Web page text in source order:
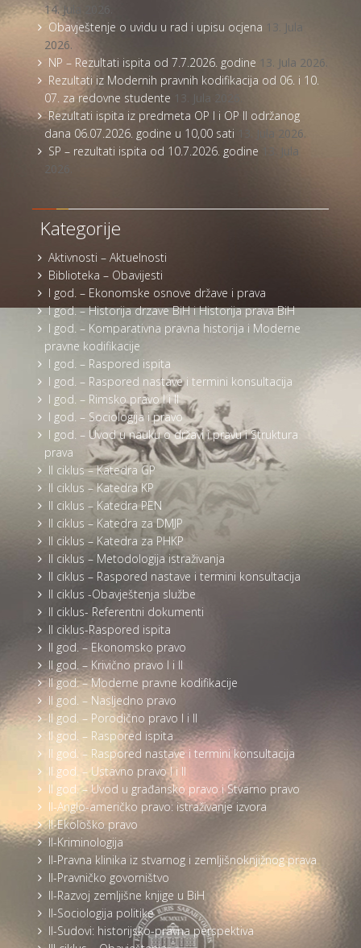
14. Jula 2026.
Obavještenje o uvidu u rad i upisu ocjena 13. Jula
2026.
NP – Rezultati ispita od 7.7.2026. godine 13. Jula 2026.
Rezultati iz Modernih pravnih kodifikacija od 06. i 10.
07. za redovne studente 13. Jula 2026.
Rezultati ispita iz predmeta OP I i OP II održanog
dana 06.07.2026. godine u 10,00 sati
13. Jula 2026.
SP – rezultati ispita od 10.7.2026. godine
13. Jula
2026.
Kategorije
Aktivnosti – Aktuelnosti
Biblioteka – Obavijesti
I god. – Ekonomske osnove države i prava
I god. – Historija drzave BiH i Historija prava BiH
I god. – Komparativna pravna historija i Moderne
pravne kodifikacije
I god. – Raspored ispita
I god. – Raspored nastave i termini konsultacija
I god. – Rimsko pravo I i II
I god. – Sociologija i pravo
I god. – Uvod u nauku o državi i pravu i Struktura
prava
II ciklus – Katedra GP
II ciklus – Katedra KP
II ciklus – Katedra PEN
II ciklus – Katedra za DMJP
II ciklus – Katedra za PHKP
II ciklus – Metodologija istraživanja
II ciklus – Raspored nastave i termini konsultacija
II ciklus -Obavještenja službe
II ciklus- Referentni dokumenti
II ciklus-Raspored ispita
II god. – Ekonomsko pravo
II god. – Krivično pravo I i II
II god. – Moderne pravne kodifikacije
II god. – Nasljedno pravo
II god. – Porodično pravo I i II
II god. – Raspored ispita
II god. – Raspored nastave i termini konsultacija
II god. – Ustavno pravo I i II
II god. – Uvod u građansko pravo i Stvarno pravo
II-Anglo-američko pravo: istraživanje izvora
II-Ekološko pravo
II-Kriminologija
II-Pravna klinika iz stvarnog i zemljišnoknjižnog prava
II-Pravničko govorništvo
II-Razvoj zemljišne knjige u BiH
II-Sociologija politike
II-Sudovi: historijsko-pravna perspektiva